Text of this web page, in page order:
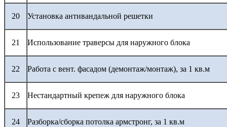
20 Установка антивандальной решетки
21 Использование траверсы для наружного блока
22 Работа с вент. фасадом (демонтаж/монтаж), за 1 кв.м
23 Нестандартный крепеж для наружного блока
24 Разборка/сборка потолка армстронг, за 1 кв.м